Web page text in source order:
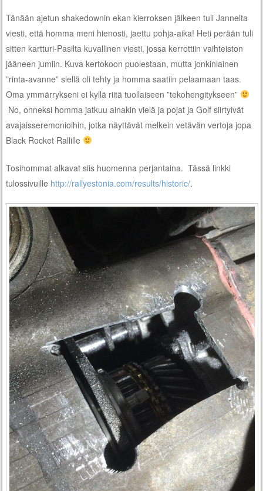
Tänään ajetun shakedownin ekan kierroksen jälkeen tuli Jannelta
viesti, että homma meni hienosti, jaettu pohja-aika! Heti perään tuli
sitten kartturi-Pasilta kuvallinen viesti, jossa kerrottiin vaihteiston
jääneen jumiin. Kuva kertokoon puolestaan, mutta jonkinlainen
”rinta-avanne” siellä oli tehty ja homma saatiin pelaamaan taas.
Oma ymmärrykseni ei kyllä riitä tuollaiseen ”tekohengitykseen”
No, onneksi homma jatkuu ainakin vielä ja pojat ja Golf siirtyivät
avajaisseremonioihin, jotka näyttävät melkein vetävän vertoja jopa
Black Rocket Rallille
Tosihommat alkavat siis huomenna perjantaina. Tässä linkki
tulossivuille http://rallyestonia.com/results/historic/.